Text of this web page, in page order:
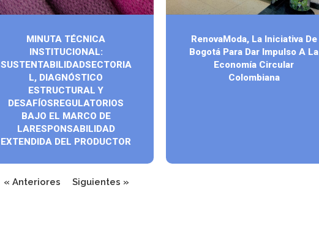
MINUTA TÉCNICA
INSTITUCIONAL:
SUSTENTABILIDADSECTORIA
L, DIAGNÓSTICO
ESTRUCTURAL Y
DESAFÍOSREGULATORIOS
BAJO EL MARCO DE
LARESPONSABILIDAD
EXTENDIDA DEL PRODUCTOR
RenovaModa, La Iniciativa De
Bogotá Para Dar Impulso A La
Economía Circular
Colombiana
« Anteriores Siguientes »